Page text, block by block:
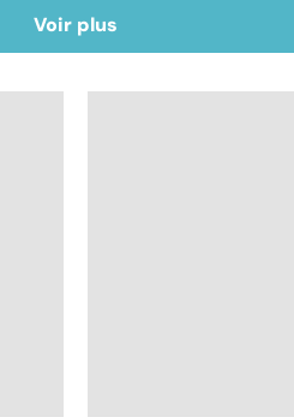
Voir plus